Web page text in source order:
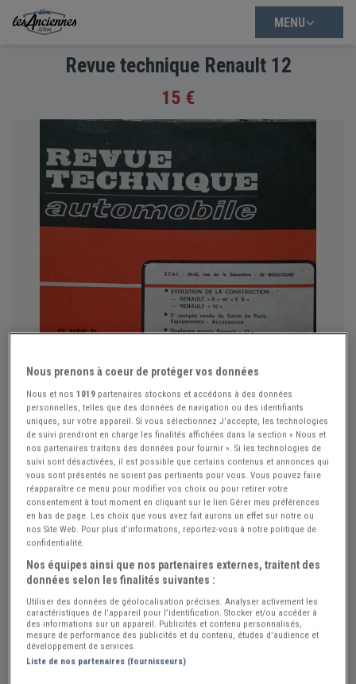
MENU
Revue technique Renault 12
15 €
Réf : A313008 Actualisée le : 24/07/2026
Revue technique Renault 12
Nous prenons à coeur de protéger vos données
Nous et nos1019 partenaires stockons et accédons à des données
personnelles, telles que des données de navigation ou des identifiants
uniques, sur votre appareil. Si vous sélectionnez J'accepte, les technologies
de suivi prendront en charge les finalités affichées dans la section « Nous et
nos partenaires traitons des données pour fournir ». Si les technologies de
suivi sont désactivées, il est possible que certains contenus et annonces qui
vous sont présentés ne soient pas pertinents pour vous. Vous pouvez faire
réapparaître ce menu pour modifier vos choix ou pour retirer votre
consentement à tout moment en cliquant sur le lien Gérer mes préférences
en bas de page. Les choix que vous avez fait aurons un effet sur notre ou
nos Site Web. Pour plus d’informations, reportez-vous à notre politique de
confidentialité.
Nos équipes ainsi que nos partenaires externes, traitent des
données selon les finalités suivantes :
Utiliser des données de géolocalisation précises. Analyser activement les
caractéristiques de l’appareil pour l’identification. Stocker et/ou accéder à
des informations sur un appareil. Publicités et contenu personnalisés,
mesure de performance des publicités et du contenu, études d’audience et
développement de services.
Liste de nos partenaires (fournisseurs)